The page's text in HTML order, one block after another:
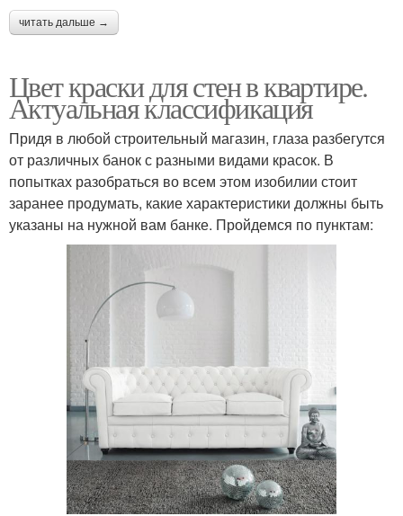
читать дальше →
Цвет краски для стен в квартире.
Актуальная классификация
Придя в любой строительный магазин, глаза разбегутся
от различных банок с разными видами красок. В
попытках разобраться во всем этом изобилии стоит
заранее продумать, какие характеристики должны быть
указаны на нужной вам банке. Пройдемся по пунктам: